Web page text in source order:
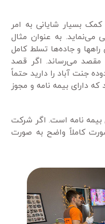
کمک بسیار شایانی به امر
به عنوان مثال
راهها و جاده‌ها تسلط کامل
مقصد می‌رساند. اگر قصد
جنت آباد را دارید حتماً
که دارای بیمه نامه و مجوز
بیمه نامه است. اگر شرکت
کاملاً واضح به صورت